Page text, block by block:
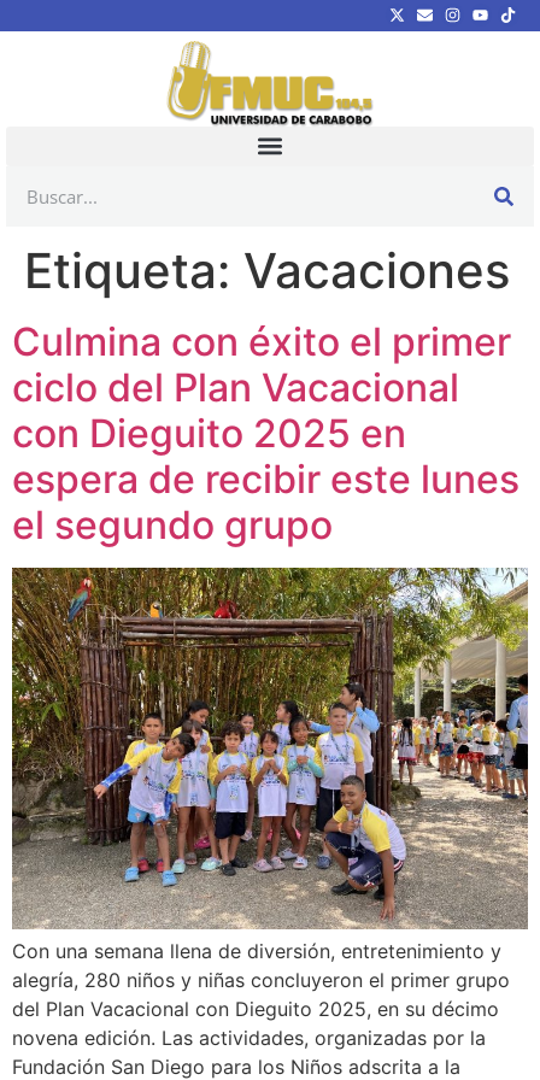
Etiqueta: Vacaciones
Culmina con éxito el primer
ciclo del Plan Vacacional
con Dieguito 2025 en
espera de recibir este lunes
el segundo grupo
Con una semana llena de diversión, entretenimiento y
alegría, 280 niños y niñas concluyeron el primer grupo
del Plan Vacacional con Dieguito 2025, en su décimo
novena edición. Las actividades, organizadas por la
Fundación San Diego para los Niños adscrita a la